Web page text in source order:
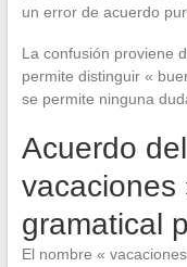
un error de acuerdo
La confusión proviene
permite distinguir «
se permite ninguna
Acuerdo
vacaciones
gramatical
El nombre «